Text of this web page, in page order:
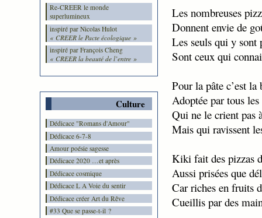
Re-CREER le monde
superlumineux
inspiré par Nicolas Hulot
« CREER le Pacte écologique »
inspiré par François Cheng
« CREER la beauté de l’entre »
Culture
Dédicace "Romans d'Amour"
Dédicace 6-7-8
Amour poésie sagesse
Dédicace 2020 …et après
Dédicace cosmique
Dédicace L A Voie du sentir
Dédicace créer Art du Rêve
#33 Que se passe-t-il ?
Les nombreuses
Donnent envie de
Les seuls qui y sont
Sont ceux qui
Pour la pâte c’est la
Adoptée par tous
Qui ne le crient pas
Mais qui ravissent
Kiki fait des pizzas
Aussi prisées que
Car riches en fruits
Cueillis par des